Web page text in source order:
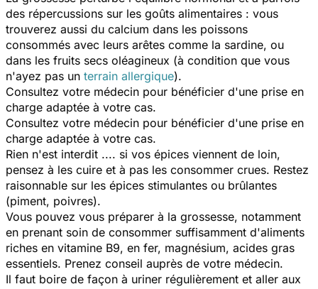
des répercussions sur les goûts alimentaires : vous
trouverez aussi du calcium dans les poissons
consommés avec leurs arêtes comme la sardine, ou
dans les fruits secs oléagineux (à condition que vous
n'ayez pas un terrain allergique).
Consultez votre médecin pour bénéficier d'une prise en
charge adaptée à votre cas.
Consultez votre médecin pour bénéficier d'une prise en
charge adaptée à votre cas.
Rien n'est interdit .... si vos épices viennent de loin,
pensez à les cuire et à pas les consommer crues. Restez
raisonnable sur les épices stimulantes ou brûlantes
(piment, poivres).
Vous pouvez vous préparer à la grossesse, notamment
en prenant soin de consommer suffisamment d'aliments
riches en vitamine B9, en fer, magnésium, acides gras
essentiels. Prenez conseil auprès de votre médecin.
Il faut boire de façon à uriner régulièrement et aller aux